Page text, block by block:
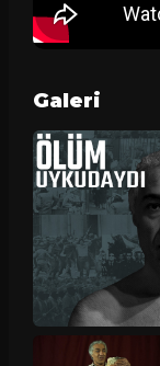
Galeri